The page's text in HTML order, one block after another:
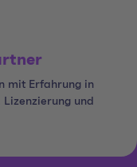
mit Erfahrung in
und